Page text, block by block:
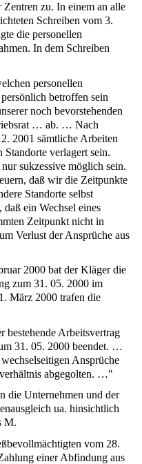
zu. In einem an alle
Schreiben vom 3.
die personellen
In dem Schreiben
personellen
betroffen sein
noch bevorstehenden
… ab. … Nach
2001 sämtliche Arbeiten
Standorte verlagert sein.
sukzessive möglich sein.
daß wir die Zeitpunkte
Standorte selbst
ein Wechsel eines
Zeitpunkt nicht in
Verlust der Ansprüche aus
2000 bat der Kläger die
zum 31. 05. 2000 im
März 2000 trafen die
bestehende Arbeitsvertrag
31. 05. 2000 beendet. …
Ansprüche
abgegolten. …"
die Unternehmen und der
ua. hinsichtlich
M.
vom 28.
einer Abfindung aus